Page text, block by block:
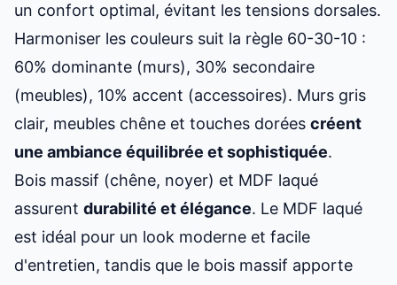
un confort optimal, évitant les tensions dorsales.
Harmoniser les couleurs suit la règle 60-30-10 :
60% dominante (murs), 30% secondaire
(meubles), 10% accent (accessoires). Murs gris
clair, meubles chêne et touches dorées créent
une ambiance équilibrée et sophistiquée.
Bois massif (chêne, noyer) et MDF laqué
assurent durabilité et élégance. Le MDF laqué
est idéal pour un look moderne et facile
d'entretien, tandis que le bois massif apporte